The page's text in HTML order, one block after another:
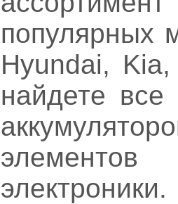
популярных
Hyundai,
найдете
электроники.